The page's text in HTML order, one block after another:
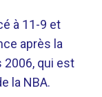
à 11-9 et
après la
2006, qui est
la NBA.